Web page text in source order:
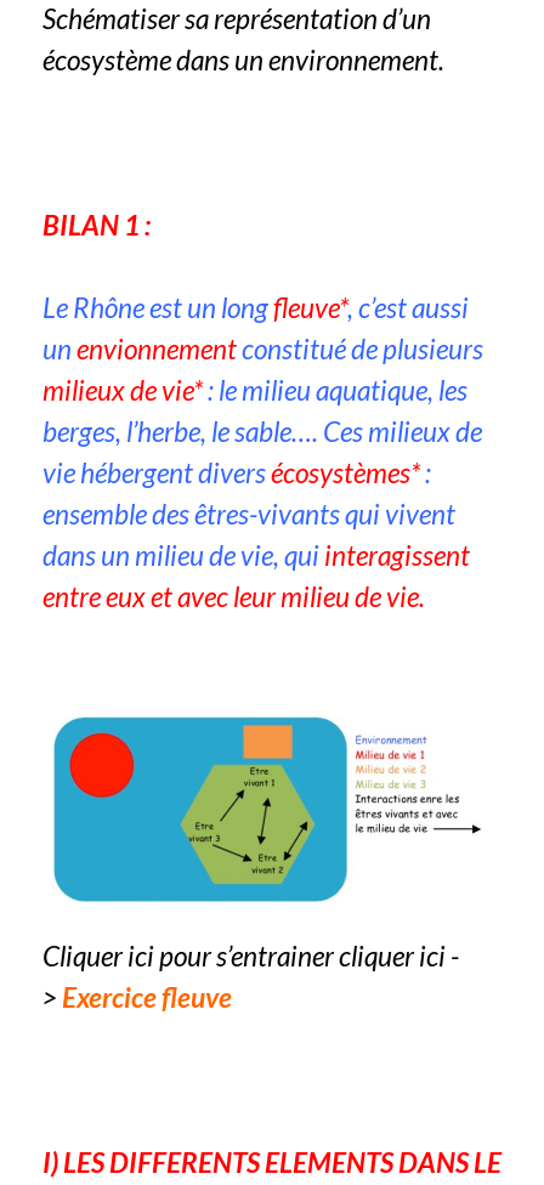
Schématiser sa représentation d’un
écosystème dans un environnement.
BILAN 1 :
Le Rhône est un longfleuve*, c’est aussi
unenvionnementconstitué de plusieurs
milieux de vie*: le milieu aquatique, les
berges, l’herbe, le sable…. Ces milieux de
vie hébergent diversécosystèmes*:
ensemble des êtres-vivants qui vivent
dans un milieu de vie, quiinteragissent
entre eux et avec leur milieu de vie.
Cliquer ici pour s’entrainer cliquer ici -
> Exercice fleuve
I) LES DIFFERENTS ELEMENTS DANS LE